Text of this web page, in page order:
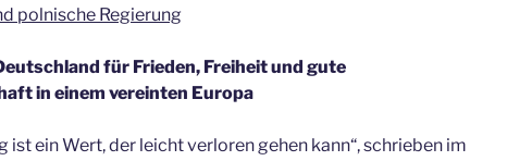
polnische Regierung
für Frieden, Freiheit und gute
in einem vereinten Europa
ist ein Wert, der leicht verloren gehen kann“, schrieben im